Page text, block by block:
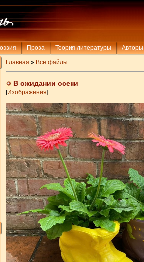
Проза Теория литературы Авторы
Главная » Все файлы
В ожидании осени
[Изображения]